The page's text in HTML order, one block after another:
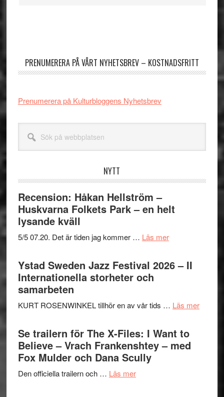
PRENUMERERA PÅ VÅRT NYHETSBREV – KOSTNADSFRITT
Prenumerera på Kulturbloggens Nyhetsbrev
webbplatsen
NYTT
Recension: Håkan Hellström –
Huskvarna Folkets Park – en helt
lysande kväll
5/5 07.20. Det är tiden jag kommer … Läs merom
Håkan
Hellström
Folkets
–
en
Ystad Sweden Jazz Festival 2026 – II
Internationella storheter och
samarbeten
KURT ROSENWINKEL tillhör en av vår tids … Läs merom
Se trailern för The X-Files: I Want to
Believe – Vrach Frankenshtey – med
Fox Mulder och Dana Scully
Den officiella trailern och … Läs merom